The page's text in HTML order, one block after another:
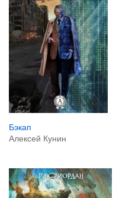
Бэкап
Алексей Кунин